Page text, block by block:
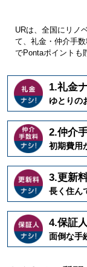
URは、全国にリノ
て、礼金・仲介手
でPontaポイントも
1.礼金
ゆとりの
2.仲介
初期費用
3.更新
長く住ん
4.保証
面倒な手